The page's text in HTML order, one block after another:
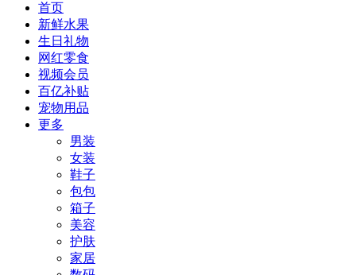
首页
新鲜水果
生日礼物
网红零食
视频会员
百亿补贴
宠物用品
更多
男装
女装
鞋子
包包
箱子
美容
护肤
家居